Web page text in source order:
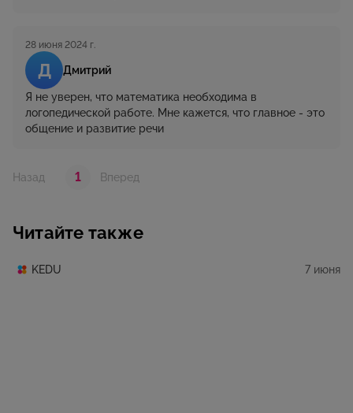
Д Дмитрий
28 июня 2024 г.
Я не уверен, что математика необходима в
логопедической работе. Мне кажется, что главное - это
общение и развитие речи
Назад 1 Вперед
Читайте также
KEDU 7 июня